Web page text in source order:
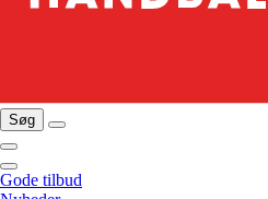
Søg
Gode tilbud